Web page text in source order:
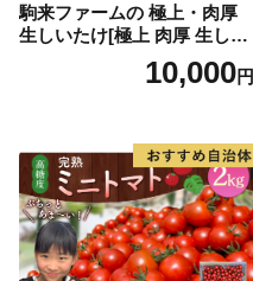
駒来ファームの 極上・肉厚
生しいたけ[極上 肉厚 生しい
たけ 生シイタケ 生椎茸 安心
安全 国産 採れたて 新鮮 きの
10,000円